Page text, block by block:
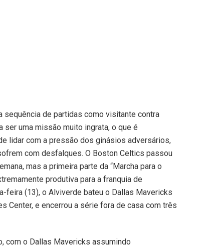
sequência de partidas como visitante contra
uma missão muito ingrata, o que é
lidar com a pressão dos ginásios adversários,
com desfalques. O Boston Celtics passou
mas a primeira parte da “Marcha para o
produtiva para a franquia de
feira (13), o Alviverde bateu o Dallas Mavericks
Center, e encerrou a série fora de casa com três
com o Dallas Mavericks assumindo